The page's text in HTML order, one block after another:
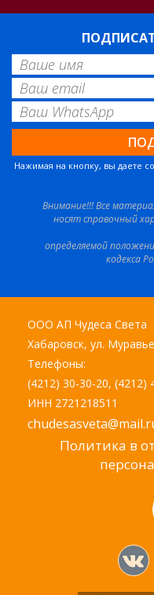
Нажимая на кнопку, вы даете
Внимание!!! Все
носят справочный
определяемой
кодекса
ООО АП Чудеса Света
Хабаровск, ул.
Телефоны:
(4212) 30-30-20, (4212)
ИНН 2721218511
Политика в